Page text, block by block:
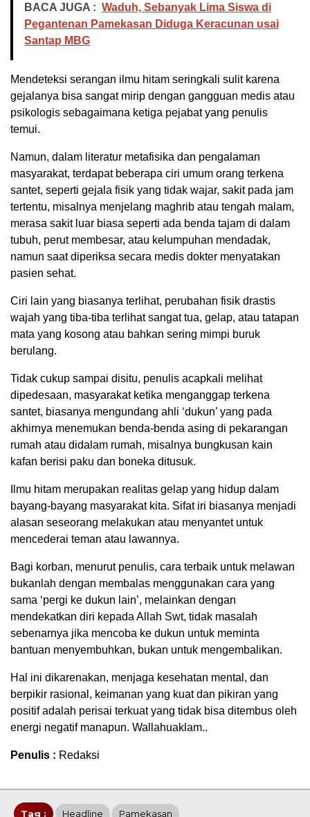
BACA JUGA : Waduh, Sebanyak Lima Siswa di
Pegantenan Pamekasan Diduga Keracunan usai
Santap MBG
Mendeteksi serangan ilmu hitam seringkali sulit karena
gejalanya bisa sangat mirip dengan gangguan medis atau
psikologis sebagaimana ketiga pejabat yang penulis
temui.
Namun, dalam literatur metafisika dan pengalaman
masyarakat, terdapat beberapa ciri umum orang terkena
santet, seperti gejala fisik yang tidak wajar, sakit pada jam
tertentu, misalnya menjelang maghrib atau tengah malam,
merasa sakit luar biasa seperti ada benda tajam di dalam
tubuh, perut membesar, atau kelumpuhan mendadak,
namun saat diperiksa secara medis dokter menyatakan
pasien sehat.
Ciri lain yang biasanya terlihat, perubahan fisik drastis
wajah yang tiba-tiba terlihat sangat tua, gelap, atau tatapan
mata yang kosong atau bahkan sering mimpi buruk
berulang.
Tidak cukup sampai disitu, penulis acapkali melihat
dipedesaan, masyarakat ketika menganggap terkena
santet, biasanya mengundang ahli ‘dukun’ yang pada
akhirnya menemukan benda-benda asing di pekarangan
rumah atau didalam rumah, misalnya bungkusan kain
kafan berisi paku dan boneka ditusuk.
Ilmu hitam merupakan realitas gelap yang hidup dalam
bayang-bayang masyarakat kita. Sifat iri biasanya menjadi
alasan seseorang melakukan atau menyantet untuk
mencederai teman atau lawannya.
Bagi korban, menurut penulis, cara terbaik untuk melawan
bukanlah dengan membalas menggunakan cara yang
sama ‘pergi ke dukun lain’, melainkan dengan
mendekatkan diri kepada Allah Swt, tidak masalah
sebenarnya jika mencoba ke dukun untuk meminta
bantuan menyembuhkan, bukan untuk mengembalikan.
Hal ini dikarenakan, menjaga kesehatan mental, dan
berpikir rasional, keimanan yang kuat dan pikiran yang
positif adalah perisai terkuat yang tidak bisa ditembus oleh
energi negatif manapun. Wallahuaklam..
Penulis : Redaksi
Tag : Headline Pamekasan